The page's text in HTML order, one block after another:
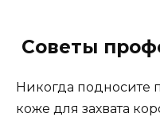
Советы
Никогда подносите
коже для захвата